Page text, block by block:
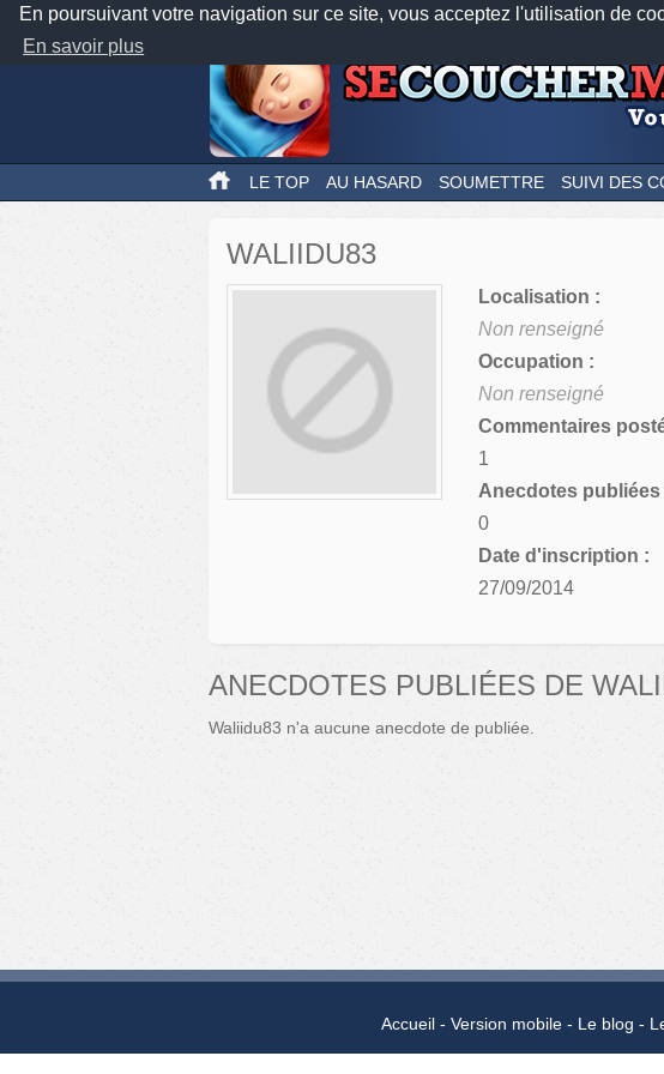
En poursuivant votre navigation sur ce site, vous acceptez l'utilisation de
En savoir plus
Nos
LE TOP AU HASARD SOUMETTRE SUIVI DES
WALIIDU83
Localisation :
Non renseigné
Occupation :
Non renseigné
Commentaires
1
Anecdotes publiées
0
Date d'inscription :
27/09/2014
ANECDOTES PUBLIÉES DE
Waliidu83 n'a aucune anecdote de publiée.
Accueil Version mobile Le blog